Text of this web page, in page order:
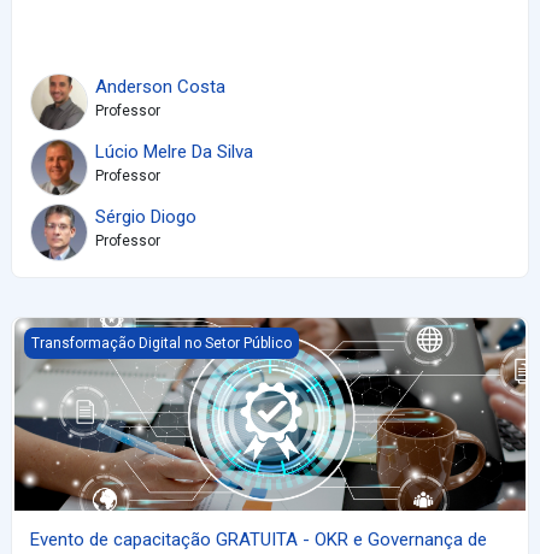
Anderson Costa
Professor
Lúcio Melre Da Silva
Professor
Sérgio Diogo
Professor
Evento de capacitação GRATUITA - OKR e Governança de Dados
Transformação Digital no Setor Público
Evento de capacitação GRATUITA - OKR e Governança de